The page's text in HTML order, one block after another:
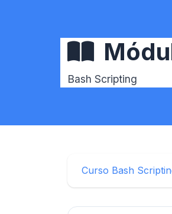
Bash Scripting
Curso Bash